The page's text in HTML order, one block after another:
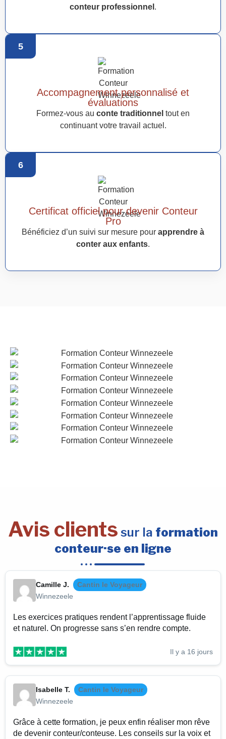
conteur professionnel .
5
Accompagnement personnalisé et
évaluations
Formez-vous au conte traditionnel tout en
continuant votre travail actuel.
6
Certificat officiel pour devenir Conteur
Pro
Bénéficiez d’un suivi sur mesure pour apprendre à
conter aux enfants.
Avis clients sur la formation
conteur·se en ligne
Camille J.
Cantin le Voyageur
Winnezeele
Les exercices pratiques rendent l’apprentissage fluide
et naturel. On progresse sans s’en rendre compte.
Il y a 16 jours
Isabelle T.
Cantin le Voyageur
Winnezeele
Grâce à cette formation, je peux enfin réaliser mon rêve
de devenir conteur/conteuse. Les conseils sur la voix et